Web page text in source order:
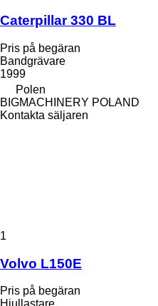
Caterpillar 330 BL
Pris på begäran
Bandgrävare
1999
Polen
BIGMACHINERY POLAND
Kontakta säljaren
1
Volvo L150E
Pris på begäran